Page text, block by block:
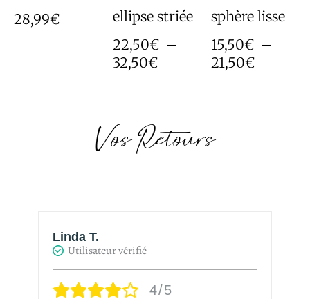
28,99€
ellipse striée
22,50€ –
32,50€
sphère lisse
15,50€ –
21,50€
Vos Retours
Linda T.
Utilisateur vérifié
4/5